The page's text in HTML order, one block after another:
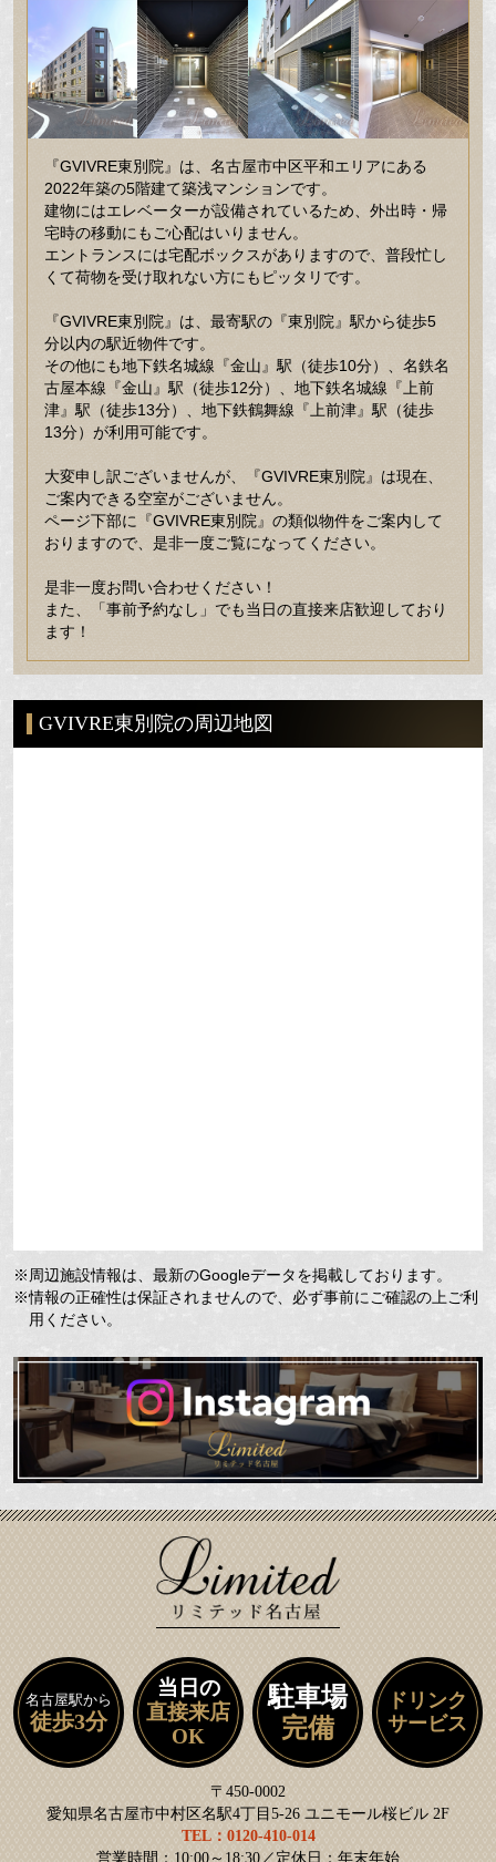
『GVIVRE東別院』は、名古屋市中区平和エリアにある
2022年築の5階建て築浅マンションです。
建物にはエレベーターが設備されているため、外出時・帰
宅時の移動にもご心配はいりません。
エントランスには宅配ボックスがありますので、普段忙し
くて荷物を受け取れない方にもピッタリです。
『GVIVRE東別院』は、最寄駅の『東別院』駅から徒歩5
分以内の駅近物件です。
その他にも地下鉄名城線『金山』駅（徒歩10分）、名鉄名
古屋本線『金山』駅（徒歩12分）、地下鉄名城線『上前
津』駅（徒歩13分）、地下鉄鶴舞線『上前津』駅（徒歩
13分）が利用可能です。
大変申し訳ございませんが、『GVIVRE東別院』は現在、
ご案内できる空室がございません。
ページ下部に『GVIVRE東別院』の類似物件をご案内して
おりますので、是非一度ご覧になってください。
是非一度お問い合わせください！
また、「事前予約なし」でも当日の直接来店歓迎しており
ます！
GVIVRE東別院の周辺地図
※周辺施設情報は、最新のGoogleデータを掲載しております。
※情報の正確性は保証されませんので、必ず事前にご確認の上ご利
用ください。
名古屋駅から
徒歩3分
当日の
直接来店
OK
駐車場
完備
ドリンク
サービス
〒450-0002
愛知県名古屋市中村区名駅4丁目5-26 ユニモール桜ビル 2F
TEL：0120-410-014
営業時間：10:00～18:30／定休日：年末年始